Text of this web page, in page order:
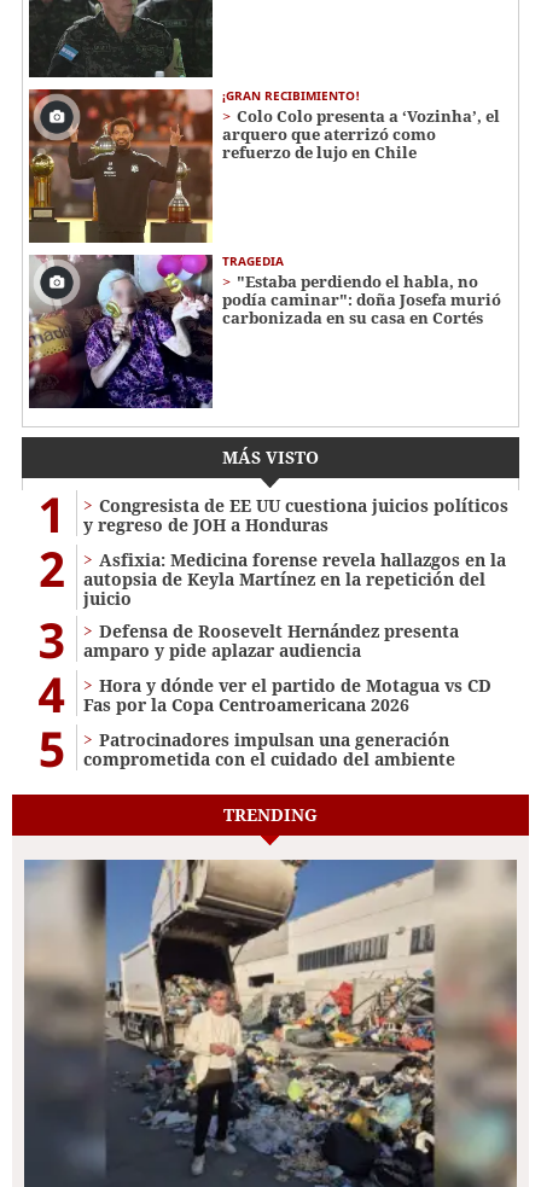
¡GRAN RECIBIMIENTO!
Colo Colo presenta a ‘Vozinha’, el
arquero que aterrizó como
refuerzo de lujo en Chile
TRAGEDIA
"Estaba perdiendo el habla, no
podía caminar": doña Josefa murió
carbonizada en su casa en Cortés
MÁS VISTO
1
Congresista de EE UU cuestiona juicios políticos
y regreso de JOH a Honduras
2
Asfixia: Medicina forense revela hallazgos en la
autopsia de Keyla Martínez en la repetición del
juicio
3
Defensa de Roosevelt Hernández presenta
amparo y pide aplazar audiencia
4
Hora y dónde ver el partido de Motagua vs CD
Fas por la Copa Centroamericana 2026
5
Patrocinadores impulsan una generación
comprometida con el cuidado del ambiente
TRENDING